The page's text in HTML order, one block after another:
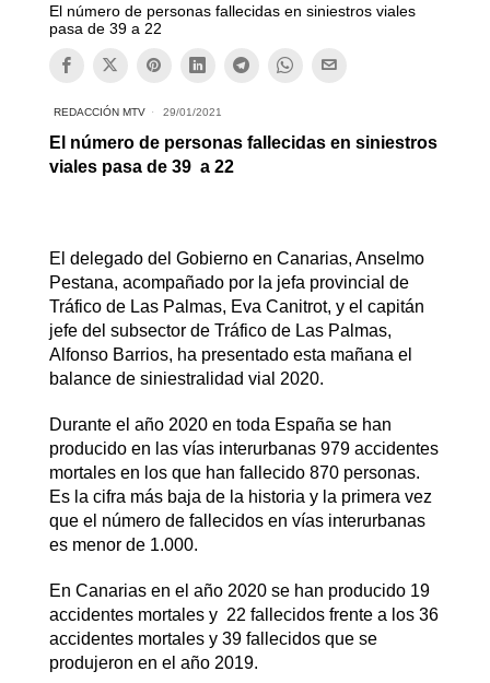
El número de personas fallecidas en siniestros viales
pasa de 39 a 22
REDACCIÓN MTV 29/01/2021
El número de personas fallecidas en siniestros
viales pasa de 39 a 22
El delegado del Gobierno en Canarias, Anselmo
Pestana, acompañado por la jefa provincial de
Tráfico de Las Palmas, Eva Canitrot, y el capitán
jefe del subsector de Tráfico de Las Palmas,
Alfonso Barrios, ha presentado esta mañana el
balance de siniestralidad vial 2020.
Durante el año 2020 en toda España se han
producido en las vías interurbanas 979 accidentes
mortales en los que han fallecido 870 personas.
Es la cifra más baja de la historia y la primera vez
que el número de fallecidos en vías interurbanas
es menor de 1.000.
En Canarias en el año 2020 se han producido 19
accidentes mortales y 22 fallecidos frente a los 36
accidentes mortales y 39 fallecidos que se
produjeron en el año 2019.